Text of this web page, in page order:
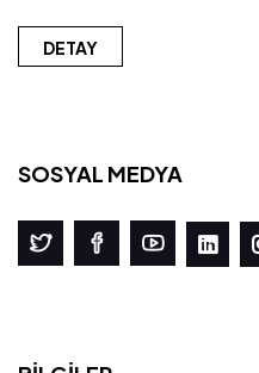
DETAY
SOSYAL MEDYA